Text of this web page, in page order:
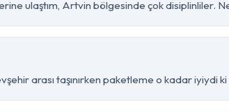
ulaştım, Artvin bölgesinde çok disiplinliler.
arası taşınırken paketleme o kadar iyiydi